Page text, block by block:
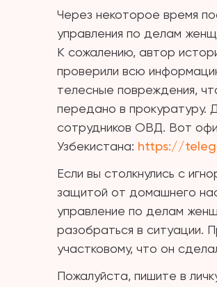
Через некоторое время
управления по делам
К сожалению, автор
проверили всю
телесные повреждения,
передано в прокуратуру.
сотрудников ОВД. Вот
Узбекистана: https://
Если вы столкнулись с
защитой от домашнего
управление по делам
разобраться в ситуации.
участковому, что он
Пожалуйста, пишите в